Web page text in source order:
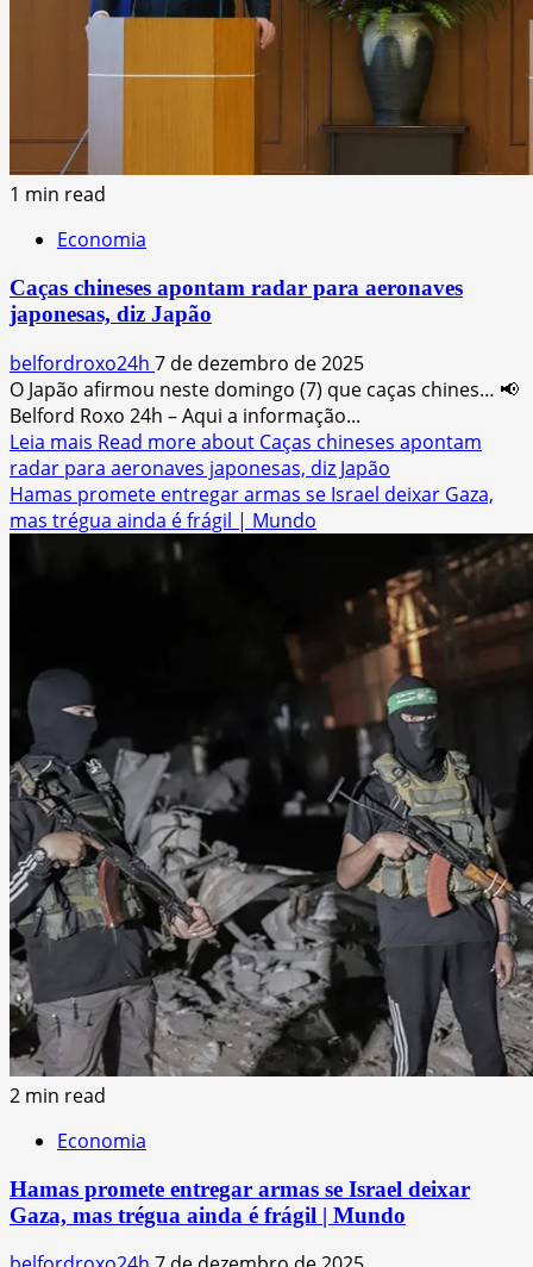
1 min read
Economia
Caças chineses apontam radar para aeronaves
japonesas, diz Japão
belfordroxo24h 7 de dezembro de 2025
O Japão afirmou neste domingo (7) que caças chines… 📢
Belford Roxo 24h – Aqui a informação...
Leia mais Read more about Caças chineses apontam
radar para aeronaves japonesas, diz Japão
Hamas promete entregar armas se Israel deixar Gaza,
mas trégua ainda é frágil | Mundo
2 min read
Economia
Hamas promete entregar armas se Israel deixar
Gaza, mas trégua ainda é frágil | Mundo